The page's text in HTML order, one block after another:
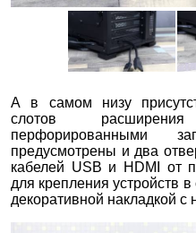
А в самом низу
слотов
перфорированными
предусмотрены и два
кабелей USB и HDMI от
для крепления устройств
декоративной накладкой